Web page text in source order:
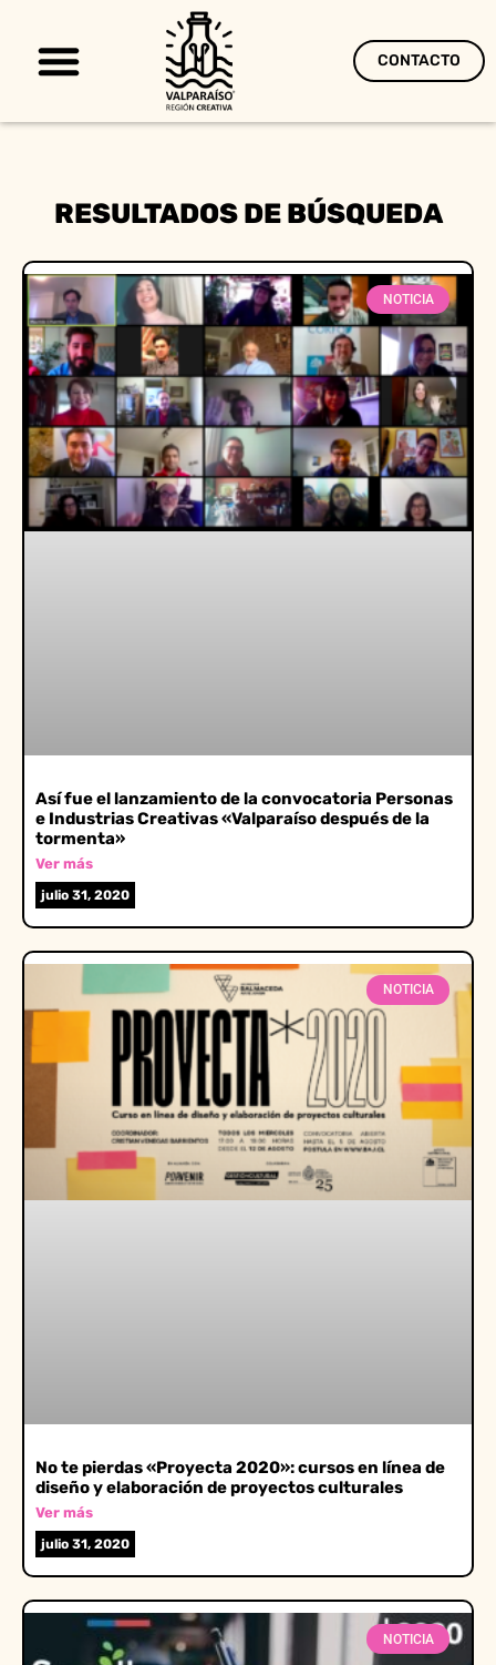
CONTACTO
RESULTADOS DE BÚSQUEDA
NOTICIA
Así fue el lanzamiento de la convocatoria Personas
e Industrias Creativas «Valparaíso después de la
tormenta»
Ver más
julio 31, 2020
NOTICIA
No te pierdas «Proyecta 2020»: cursos en línea de
diseño y elaboración de proyectos culturales
Ver más
julio 31, 2020
NOTICIA